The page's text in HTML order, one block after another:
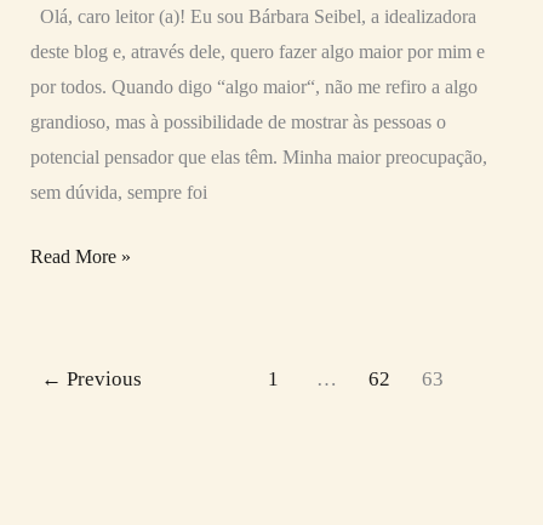
Olá, caro leitor (a)! Eu sou Bárbara Seibel, a idealizadora
deste blog e, através dele, quero fazer algo maior por mim e
por todos. Quando digo “algo maior“, não me refiro a algo
grandioso, mas à possibilidade de mostrar às pessoas o
potencial pensador que elas têm. Minha maior preocupação,
sem dúvida, sempre foi
Read More »
← Previous 1 … 62 63